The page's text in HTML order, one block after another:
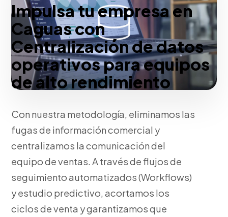
Impulsa tu empresa en
Caguas con
Centralización de datos
operativos para equipos
de alto rendimiento
Con nuestra metodología, eliminamos las
fugas de información comercial y
centralizamos la comunicación del
equipo de ventas. A través de flujos de
seguimiento automatizados (Workflows)
y estudio predictivo, acortamos los
ciclos de venta y garantizamos que